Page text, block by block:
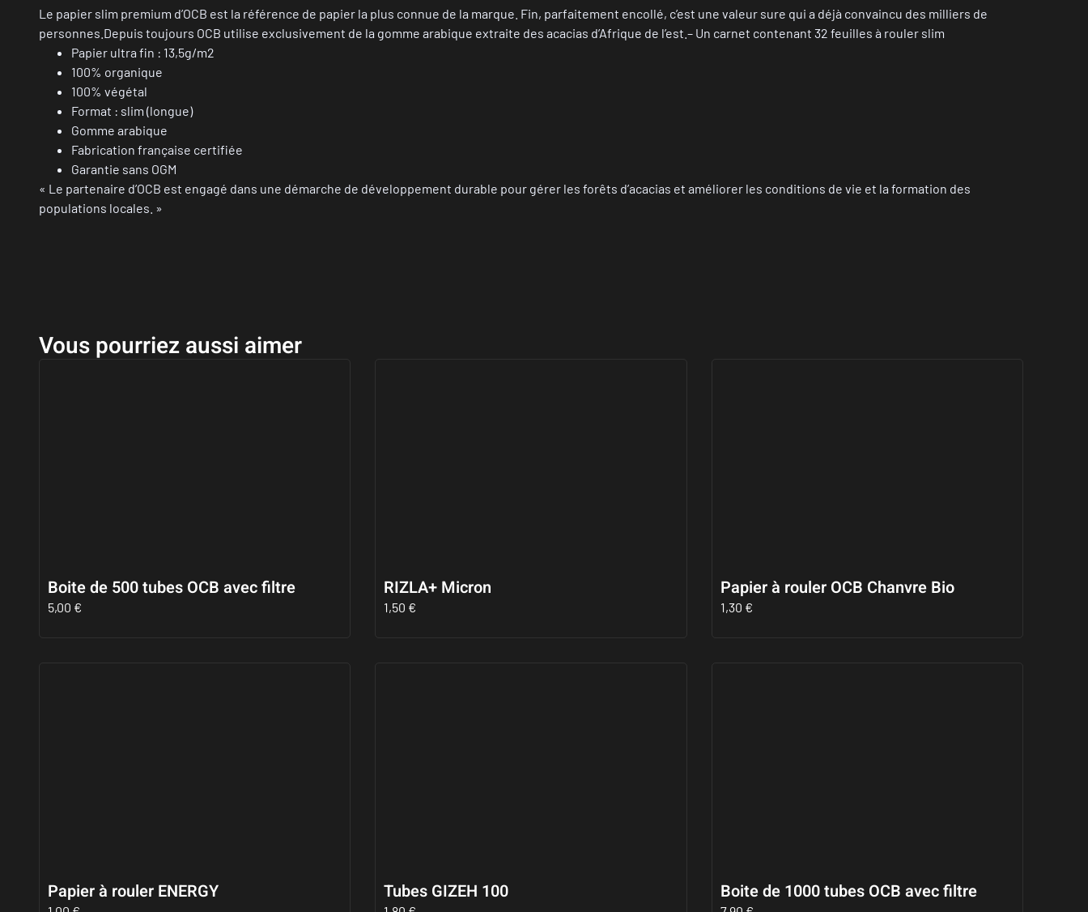
Le papier slim premium d’OCB est la référence de papier la plus connue de la marque. Fin, parfaitement encollé, c’est une valeur sure qui a déjà convaincu des milliers de
personnes.Depuis toujours OCB utilise exclusivement de la gomme arabique extraite des acacias d’Afrique de l’est.– Un carnet contenant 32 feuilles à rouler slim
Papier ultra fin : 13,5g/m2
100% organique
100% végétal
Format : slim (longue)
Gomme arabique
Fabrication française certifiée
Garantie sans OGM
« Le partenaire d’OCB est engagé dans une démarche de développement durable pour gérer les forêts d’acacias et améliorer les conditions de vie et la formation des
populations locales. »
Vous pourriez aussi aimer
Boite de 500 tubes OCB avec filtre
5,00 €
RIZLA+ Micron
1,50 €
Papier à rouler OCB Chanvre Bio
1,30 €
Papier à rouler ENERGY Tubes GIZEH 100 Boite de 1000 tubes OCB avec filtre